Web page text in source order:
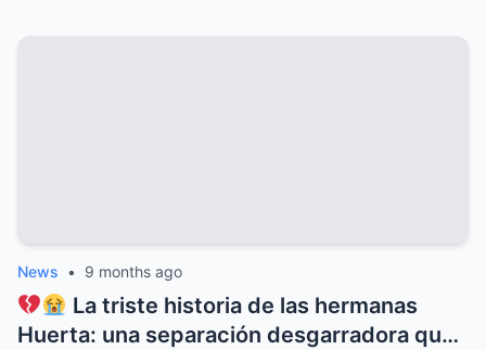
News • 9 months ago
La triste historia de las hermanas
Huerta: una separación desgarradora que